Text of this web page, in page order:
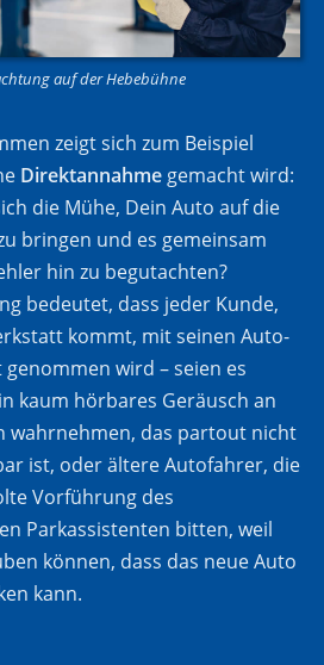
auf der Hebebühne
zeigt sich zum Beispiel
Direktannahme gemacht wird:
die Mühe, Dein Auto auf die
bringen und es gemeinsam
hin zu begutachten?
bedeutet, dass jeder Kunde,
kommt, mit seinen Auto-
wird – seien es
kaum hörbares Geräusch an
wahrnehmen, das partout nicht
ist, oder ältere Autofahrer, die
Vorführung des
Parkassistenten bitten, weil
können, dass das neue Auto
kann.